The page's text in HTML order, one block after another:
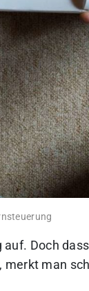
Doch
merkt man